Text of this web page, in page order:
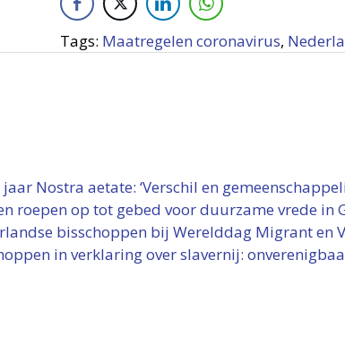
Tags: Maatregelen coronavirus,
Nostra aetate: ‘Verschil en
roepen op tot gebed voor duurzame vrede in
bisschoppen bij Werelddag Migrant en
in verklaring over slavernij: